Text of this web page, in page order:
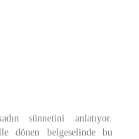
sünnetini anlatıyor.
dönen belgeselinde bu